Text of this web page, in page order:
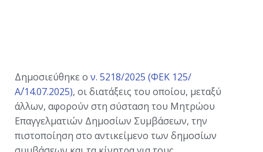
Δημοσιεύθηκε ο ν. 5218/2025 (ΦΕΚ 125/
Α΄/14.07.2025), οι διατάξεις του οποίου, μεταξύ
άλλων, αφορούν στη σύσταση του Μητρώου
Επαγγελματιών Δημοσίων Συμβάσεων, την
πιστοποίηση στο αντικείμενο των δημοσίων